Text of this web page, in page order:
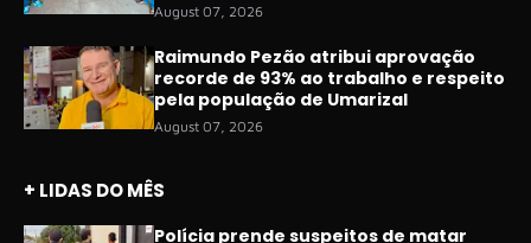
August 07, 2026
Raimundo Pezão atribui aprovação
recorde de 93% ao trabalho e respeito
pela população de Umarizal
August 07, 2026
+ LIDAS DO MÊS
Polícia prende suspeitos de matar